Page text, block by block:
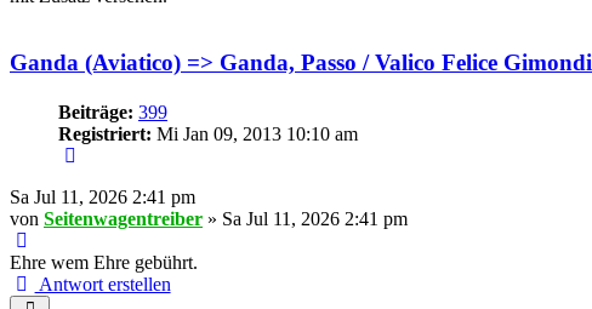
Ganda (Aviatico) => Ganda, Passo / Valico Felice Gimondi
Beiträge: 399
Registriert: Mi Jan 09, 2013 10:10 am
Sa Jul 11, 2026 2:41 pm
von Seitenwagentreiber » Sa Jul 11, 2026 2:41 pm
Ehre wem Ehre gebührt.
Antwort erstellen